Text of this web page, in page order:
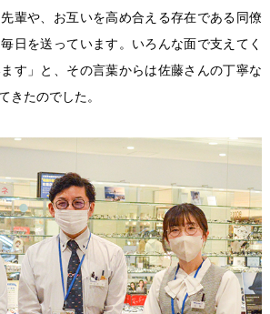
輩や、お互いを高め合える存在である同僚
日を送っています。いろんな面で支えてく
す」と、その言葉からは佐藤さんの丁寧な
きたのでした。